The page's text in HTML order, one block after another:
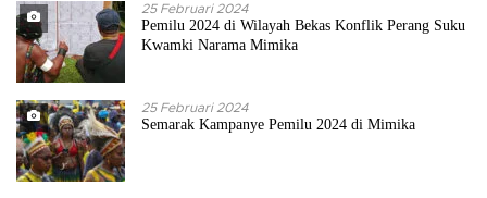
25 Februari 2024
Pemilu 2024 di Wilayah Bekas Konflik Perang Suku
Kwamki Narama Mimika
25 Februari 2024
Semarak Kampanye Pemilu 2024 di Mimika